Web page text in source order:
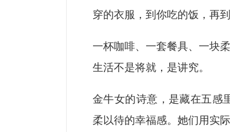
穿的衣服，到你吃的饭，再
一杯咖啡、一套餐具、一块
生活不是将就，是讲究。
金牛女的诗意，是藏在五感
柔以待的幸福感。她们用实